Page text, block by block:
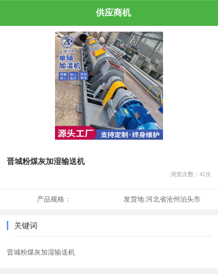
供应商机
晋城粉煤灰加湿输送机
浏览次数： 41 次
产品规格： 发货地:河北省沧州泊头市
关键词
晋城粉煤灰加湿输送机